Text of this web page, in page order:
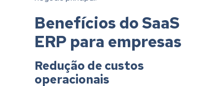
Benefícios do SaaS
ERP para empresas
Redução de custos
operacionais